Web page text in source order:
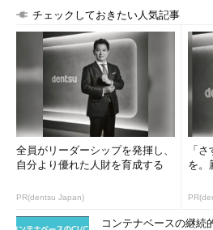
チェックしておきたい人気記事
全員がリーダーシップを発揮し、
自分より優れた人財を育成する
PR(dentsu Japan)
「
を。
コンテナベースの継続